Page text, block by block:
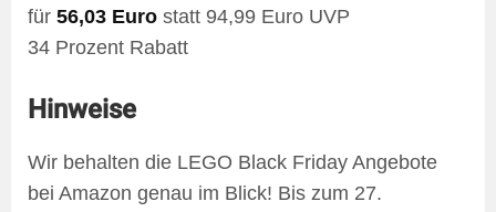
für 56,03 Euro statt 94,99 Euro UVP
34 Prozent Rabatt
Hinweise
Wir behalten die LEGO Black Friday Angebote
bei Amazon genau im Blick! Bis zum 27.